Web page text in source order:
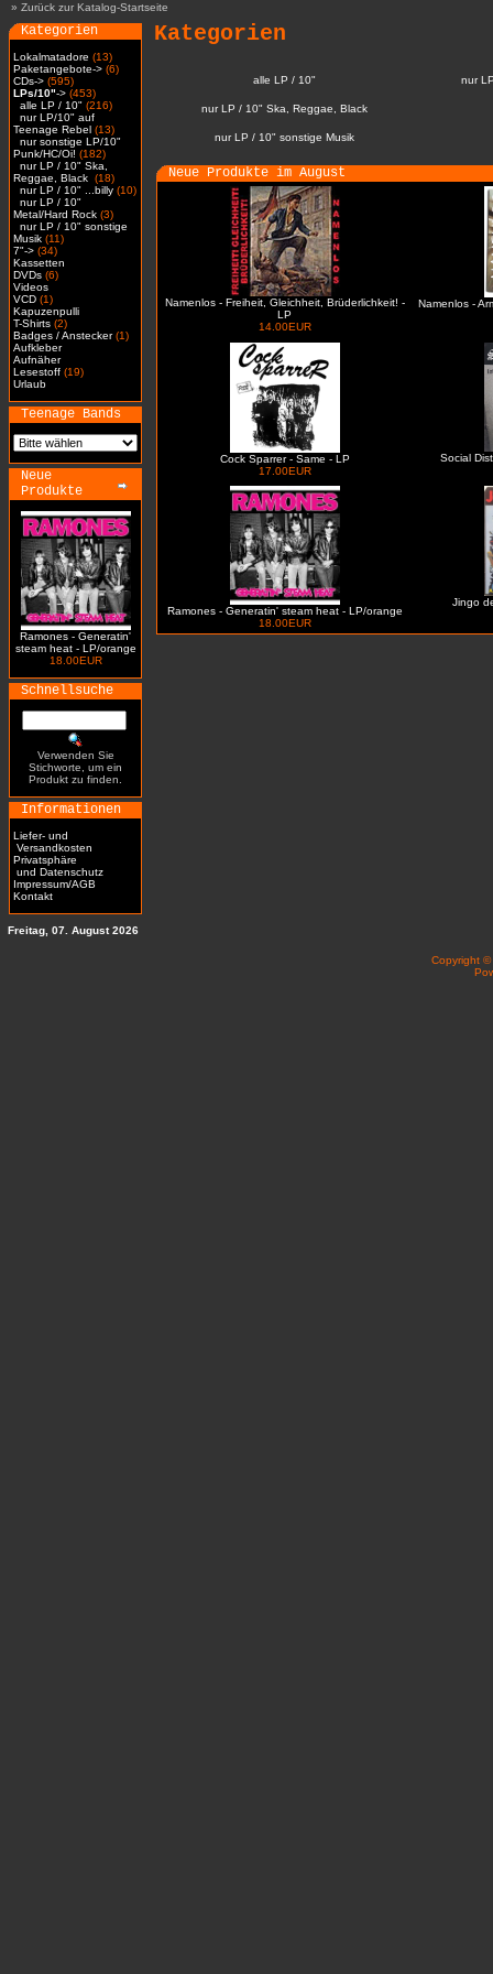
» Zurück zur Katalog-Startseite
Kategorien
Lokalmatadore (13)
Paketangebote-> (6)
CDs-> (595)
LPs/10"-> (453)
alle LP / 10" (216)
nur LP/10" auf
Teenage Rebel (13)
nur sonstige LP/10"
Punk/HC/Oi! (182)
nur LP / 10" Ska,
Reggae, Black (18)
nur LP / 10" ...billy (10)
nur LP / 10"
Metal/Hard Rock (3)
nur LP / 10" sonstige
Musik (11)
7"-> (34)
Kassetten
DVDs (6)
Videos
VCD (1)
Kapuzenpulli
T-Shirts (2)
Badges / Anstecker(1)
Aufkleber
Aufnäher
Lesestoff (19)
Urlaub
Teenage Bands
Neue
Produkte
Ramones - Generatin'
steam heat - LP/orange
18.00EUR
Schnellsuche
Verwenden Sie
Stichworte, um ein
Produkt zu finden.
Informationen
Liefer- und
Versandkosten
Privatsphäre
und Datenschutz
Impressum/AGB
Kontakt
Kategorien
alle LP / 10" nur
nur LP / 10" Ska, Reggae, Black
nur LP / 10" sonstige Musik
Neue Produkte im August
Namenlos - Freiheit, Gleichheit, Brüderlichkeit! -
LP
14.00EUR
Namenlos -
Cock Sparrer - Same - LP
17.00EUR
Social
Ramones - Generatin' steam heat - LP/orange
18.00EUR
Jingo
Freitag, 07. August 2026
Copyright